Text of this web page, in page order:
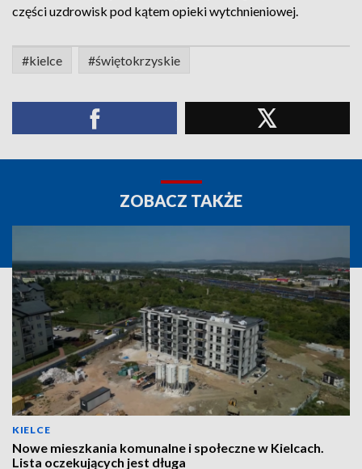
części uzdrowisk pod kątem opieki wytchnieniowej.
#kielce #świętokrzyskie
ZOBACZ TAKŻE
KIELCE
Nowe mieszkania komunalne i społeczne w Kielcach.
Lista oczekujących jest długa